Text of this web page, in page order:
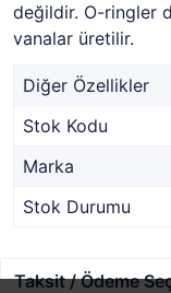
değildir. O-ringler
vanalar üretilir.
Diğer Özellikler
Stok Kodu
Marka
Stok Durumu
Taksit / Ödeme